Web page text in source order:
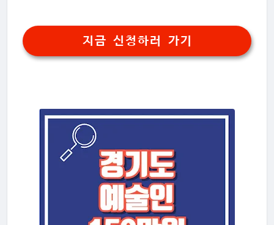
지금 신청하러 가기